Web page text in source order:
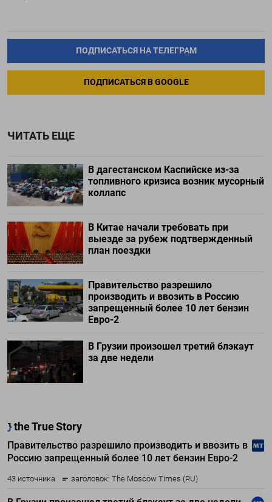
ПОДПИСАТЬСЯ НА ТЕЛЕГРАМ
ПОДПИСАТЬСЯ В GOOGLE
ЧИТАТЬ ЕЩЕ
В дагестанском Каспийске из-за
топливного кризиса возник мусорный
коллапс
В Китае начали требовать при
выезде за рубеж подтвержденный
план поездки
Правительство разрешило
производить и ввозить в Россию
запрещенный более 10 лет бензин
Евро-2
В Грузии произошел третий блэкаут
за две недели